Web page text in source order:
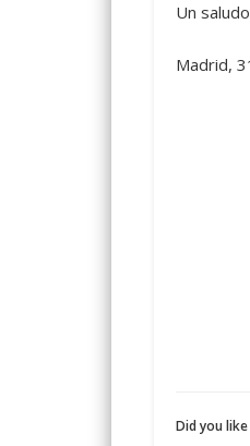
Un saludo
Madrid,
Did you